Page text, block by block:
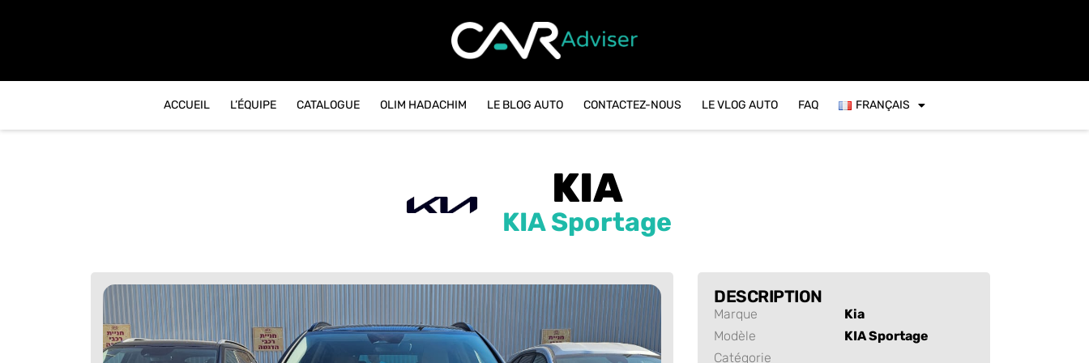
ACCUEIL L’ÉQUIPE CATALOGUE OLIM HADACHIM LE BLOG AUTO CONTACTEZ-NOUS LE VLOG AUTO FAQ FRANÇAIS
KIA
KIA Sportage
DESCRIPTION
Marque
Kia
Modèle
KIA Sportage
Catégorie